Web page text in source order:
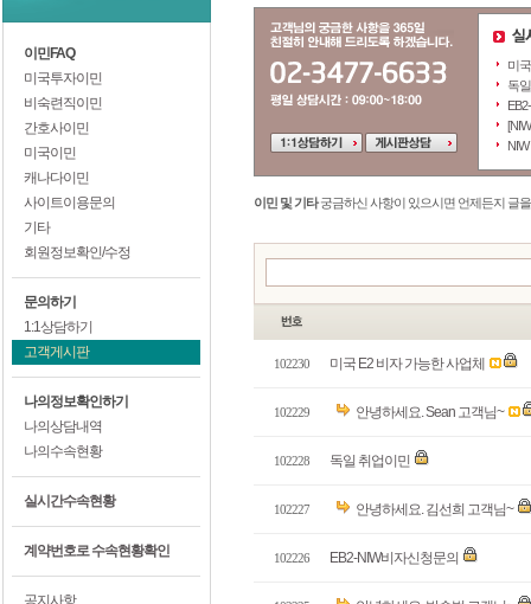
이민FAQ
미국투자이민
비숙련직이민
간호사이민
미국이민
캐나다이민
사이트이용문의
기타
회원정보확인/수정
문의하기
1:1상담하기
고객게시판
나의정보확인하기
나의상담내역
나의수속현황
실시간수속현황
계약번호로 수속현황확인
공지사항
미
독
이민 및 기타궁금하신 사항이 있으시면 언제든지 글
102230 미국 E2 비자 가능한 사업체
102229 안녕하세요. Sean 고객님~
102228 독일 취업이민
102227 안녕하세요. 김선희 고객님~
102226 EB2-NIW비자신청문의